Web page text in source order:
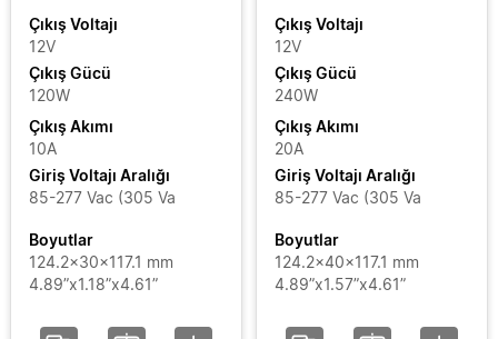
Pro
Force-
GT
LYTE
II
Çıkış
Akımı
Voltajı
Aralığı
Sertifikalar
Çıkış Voltajı
12V
Çıkış Gücü
120W
Çıkış Akımı
10A
Giriş Voltajı Aralığı
85-277 Vac (305 Va
Boyutlar
124.2x30x117.1 mm
4.89”x1.18”x4.61”
Çıkış Voltajı
12V
Çıkış Gücü
240W
Çıkış Akımı
20A
Giriş Voltajı Aralığı
85-277 Vac (305 Va
Boyutlar
124.2x40x117.1 mm
4.89”x1.57”x4.61”